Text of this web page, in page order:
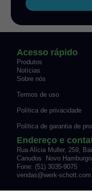
Acesso rápido
Produtos
Notícias
Sobre nós
Termos de uso
Política de privacidade
Política de garantia de
Endereço e
Rua Alícia Muller, 259,
Canudos Novo
Fone: (51) 3035-9075
vendas@werk-